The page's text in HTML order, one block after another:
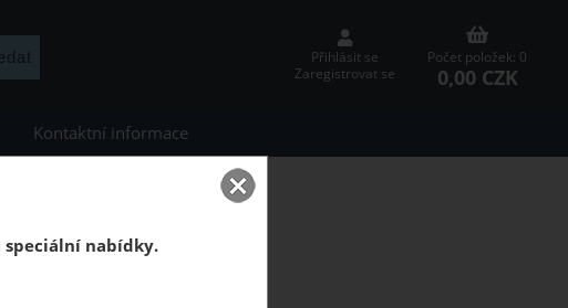
Přihlásit se
Zaregistrovat se
Počet položek: 0
0,00 CZK
Kontaktní informace
System Set
nabídky.